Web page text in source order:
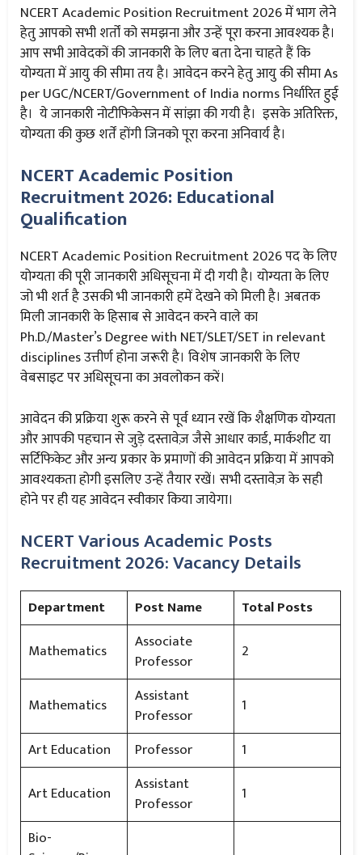
NCERT Academic Position Recruitment 2026 में भाग लेने
हेतु आपको सभी शर्तों को समझना और उन्हें पूरा करना आवश्यक है।
आप सभी आवेदकों की जानकारी के लिए बता देना चाहते हैं कि
योग्यता में आयु की सीमा तय है। आवेदन करने हेतु आयु की सीमा As
per UGC/NCERT/Government of India norms निर्धारित हुई
है। ये जानकारी नोटीफिकेसन में सांझा की गयी है। इसके अतिरिक्त,
योग्यता की कुछ शर्तें होंगी जिनको पूरा करना अनिवार्य है।
NCERT Academic Position
Recruitment 2026: Educational
Qualification
NCERT Academic Position Recruitment 2026 पद के लिए
योग्यता की पूरी जानकारी अधिसूचना में दी गयी है। योग्यता के लिए
जो भी शर्त है उसकी भी जानकारी हमें देखने को मिली है। अबतक
मिली जानकारी के हिसाब से आवेदन करने वाले का
Ph.D./Master’s Degree with NET/SLET/SET in relevant
disciplines उत्तीर्ण होना जरूरी है। विशेष जानकारी के लिए
वेबसाइट पर अधिसूचना का अवलोकन करें।
आवेदन की प्रक्रिया शुरू करने से पूर्व ध्यान रखें कि शैक्षणिक योग्यता
और आपकी पहचान से जुड़े दस्तावेज़ जैसे आधार कार्ड, मार्कशीट या
सर्टिफिकेट और अन्य प्रकार के प्रमाणों की आवेदन प्रक्रिया में आपको
आवश्यकता होगी इसलिए उन्हें तैयार रखें। सभी दस्तावेज़ के सही
होने पर ही यह आवेदन स्वीकार किया जायेगा।
NCERT Various Academic Posts
Recruitment 2026: Vacancy Details
Department Post Name
Total Posts
Mathematics
Associate
Professor
2
Mathematics
Assistant
Professor
1
Art Education
Professor
1
Art Education
Assistant
Professor
1
Bio-